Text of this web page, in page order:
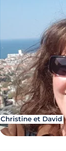
Christine et David